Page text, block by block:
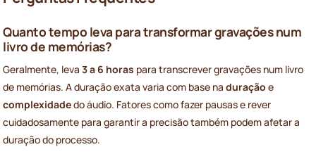
Quanto tempo leva para transformar gravações num
livro de memórias?
Geralmente, leva 3 a 6 horas para transcrever gravações num livro
de memórias. A duração exata varia com base na duração e
complexidadedo áudio. Fatores como fazer pausas e rever
cuidadosamente para garantir a precisão também podem afetar a
duração do processo.